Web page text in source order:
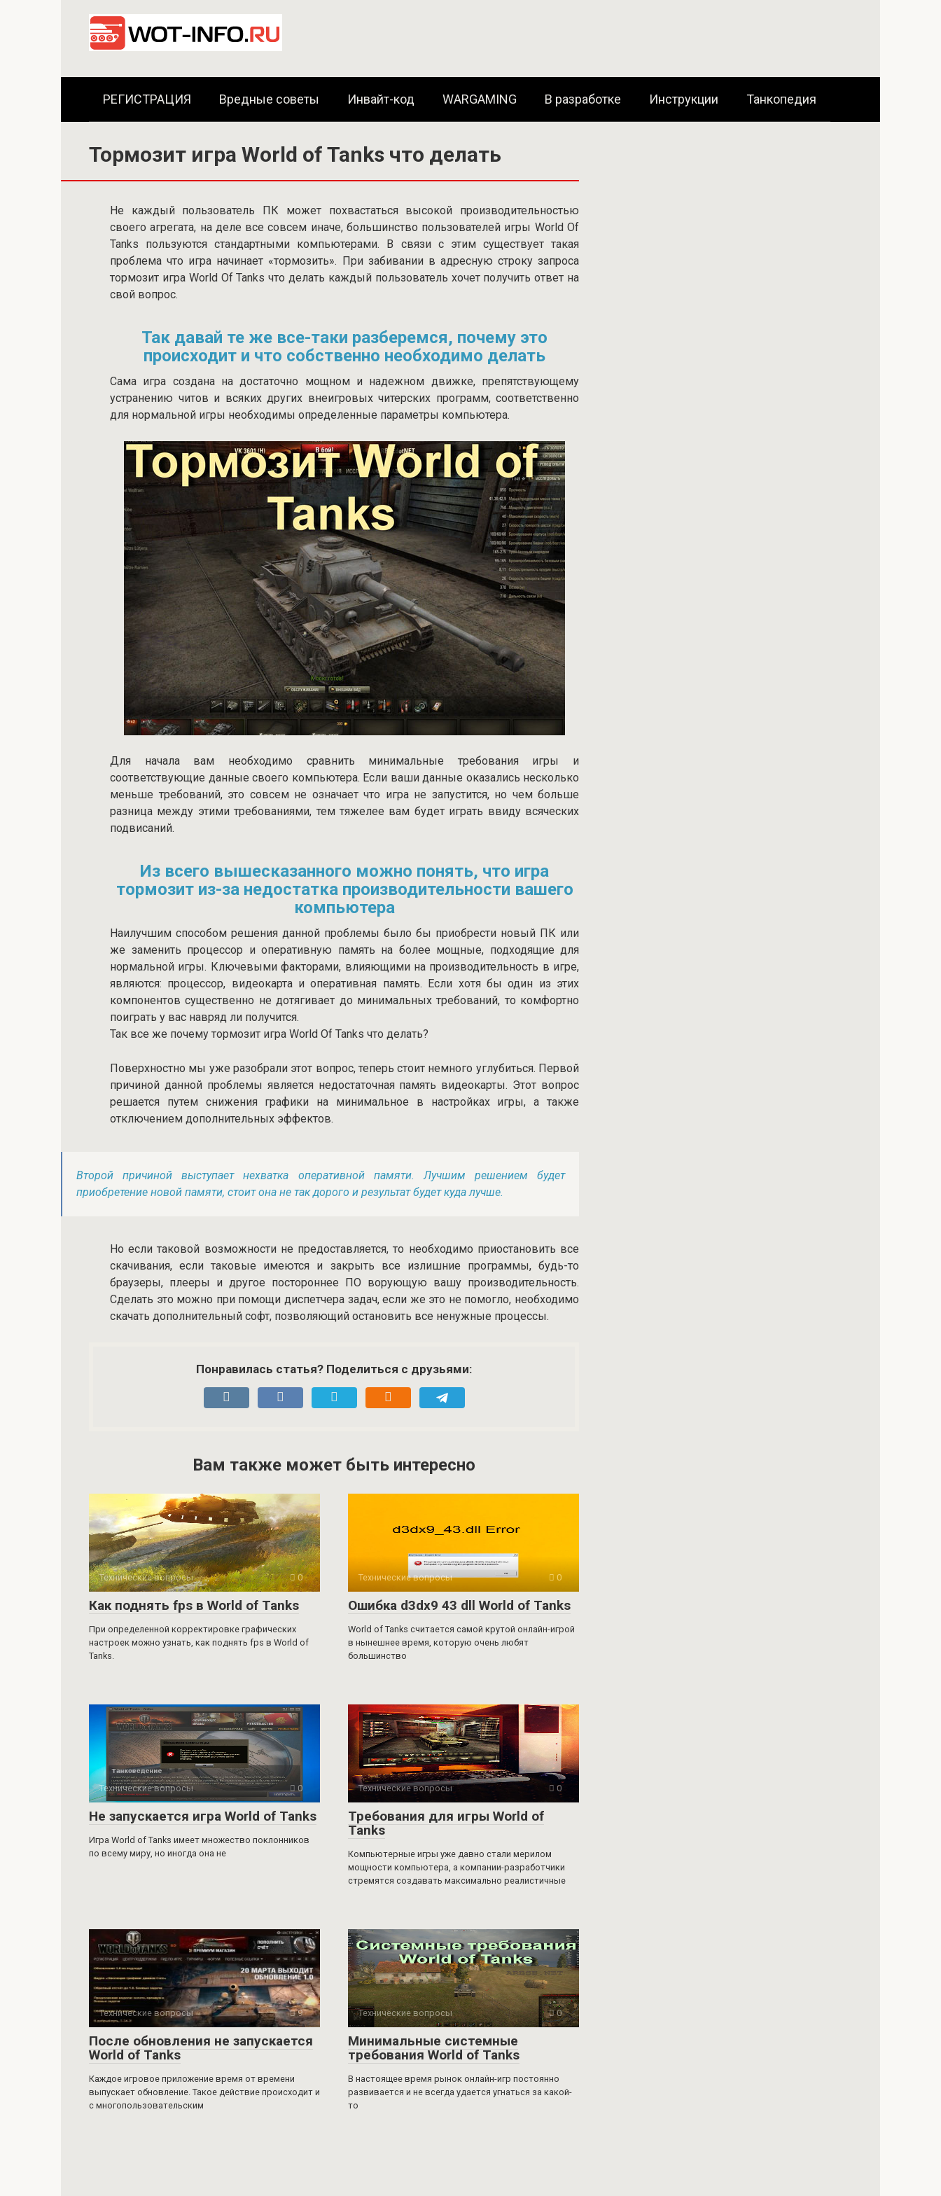
контенту
РЕГИСТРАЦИЯ Вредные советы Инвайт-код WARGAMING В разработке Инструкции Танкопедия
Тормозит игра World of Tanks что делать
Не каждый пользователь ПК может похвастаться высокой производительностью
своего агрегата, на деле все совсем иначе, большинство пользователей игры World Of
Tanks пользуются стандартными компьютерами. В связи с этим существует такая
проблема что игра начинает «тормозить». При забивании в адресную строку запроса
тормозит игра World Of Tanks что делать каждый пользователь хочет получить ответ на
свой вопрос.
Так давай те же все-таки разберемся, почему это
происходит и что собственно необходимо делать
Сама игра создана на достаточно мощном и надежном движке, препятствующему
устранению читов и всяких других внеигровых читерских программ, соответственно
для нормальной игры необходимы определенные параметры компьютера.
Для начала вам необходимо сравнить минимальные требования игры и
соответствующие данные своего компьютера. Если ваши данные оказались несколько
меньше требований, это совсем не означает что игра не запустится, но чем больше
разница между этими требованиями, тем тяжелее вам будет играть ввиду всяческих
подвисаний.
Из всего вышесказанного можно понять, что игра
тормозит из-за недостатка производительности вашего
компьютера
Наилучшим способом решения данной проблемы было бы приобрести новый ПК или
же заменить процессор и оперативную память на более мощные, подходящие для
нормальной игры. Ключевыми факторами, влияющими на производительность в игре,
являются: процессор, видеокарта и оперативная память. Если хотя бы один из этих
компонентов существенно не дотягивает до минимальных требований, то комфортно
поиграть у вас навряд ли получится.
Так все же почему тормозит игра World Of Tanks что делать?
Поверхностно мы уже разобрали этот вопрос, теперь стоит немного углубиться. Первой
причиной данной проблемы является недостаточная память видеокарты. Этот вопрос
решается путем снижения графики на минимальное в настройках игры, а также
отключением дополнительных эффектов.
Второй причиной выступает нехватка оперативной памяти. Лучшим решением будет
приобретение новой памяти, стоит она не так дорого и результат будет куда лучше.
Но если таковой возможности не предоставляется, то необходимо приостановить все
скачивания, если таковые имеются и закрыть все излишние программы, будь-то
браузеры, плееры и другое постороннее ПО ворующую вашу производительность.
Сделать это можно при помощи диспетчера задач, если же это не помогло, необходимо
скачать дополнительный софт, позволяющий остановить все ненужные процессы.
Понравилась статья? Поделиться с друзьями:
Вам также может быть интересно
Технические вопросы 0
Как поднять fps в World of Tanks
При определенной корректировке графических
настроек можно узнать, как поднять fps в World of
Tanks.
Технические вопросы 0
Ошибка d3dx9 43 dll World of Tanks
World of Tanks считается самой крутой онлайн-игрой
в нынешнее время, которую очень любят
большинство
Технические вопросы 0
Не запускается игра World of Tanks
Игра World of Tanks имеет множество поклонников
по всему миру, но иногда она не
Технические вопросы 0
Требования для игры World of
Tanks
Компьютерные игры уже давно стали мерилом
мощности компьютера, а компании-разработчики
стремятся создавать максимально реалистичные
Технические вопросы 9
После обновления не запускается
World of Tanks
Каждое игровое приложение время от времени
выпускает обновление. Такое действие происходит и
с многопользовательским
Технические вопросы 0
Минимальные системные
требования World of Tanks
В настоящее время рынок онлайн-игр постоянно
развивается и не всегда удается угнаться за какой-
то